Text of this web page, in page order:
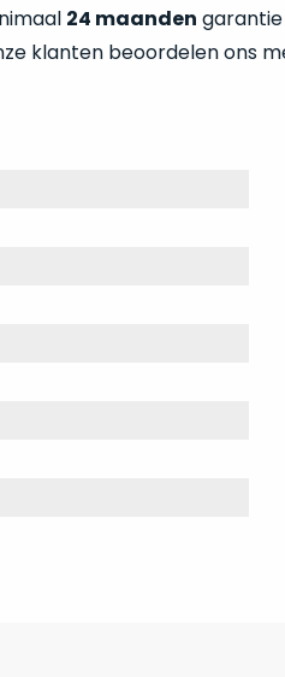
24 maanden garantie
klanten beoordelen ons